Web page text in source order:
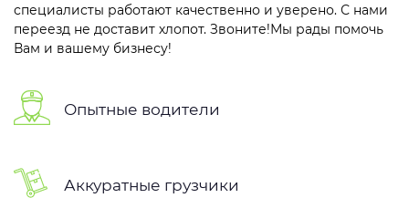
специалисты работают качественно и уверено. С нами
переезд не доставит хлопот. Звоните!Мы рады помочь
Вам и вашему бизнесу!
Опытные водители
Аккуратные грузчики